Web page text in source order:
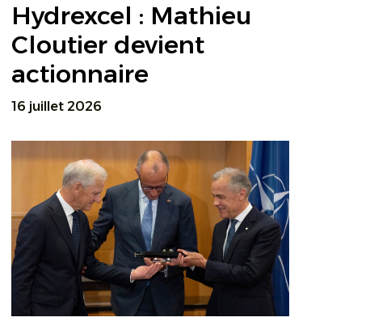
Hydrexcel : Mathieu
Cloutier devient
actionnaire
16 juillet 2026